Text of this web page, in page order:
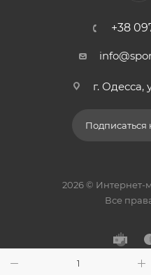
+38
г. Одесса,
Подписаться
2026 © Интернет-
Все